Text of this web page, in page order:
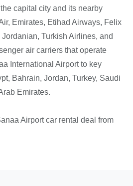
capital city and its nearby
Emirates, Etihad Airways, Felix
Turkish Airlines, and
air carriers that operate
International Airport to key
Bahrain, Jordan, Turkey, Saudi
Emirates.
Airport car rental deal from